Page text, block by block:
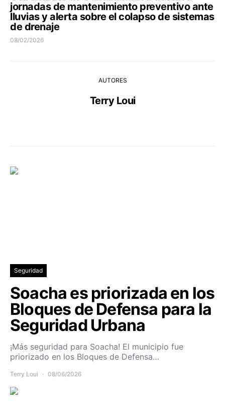
jornadas de mantenimiento preventivo ante
lluvias y alerta sobre el colapso de sistemas
de drenaje
08/02/2026
AUTORES
Terry Loui
Seguridad
Soacha es priorizada en los
Bloques de Defensa para la
Seguridad Urbana
¡Más seguridad para Soacha! El municipio fue
priorizado en los Bloques de Defensa…
Terry Loui 08/06/2026